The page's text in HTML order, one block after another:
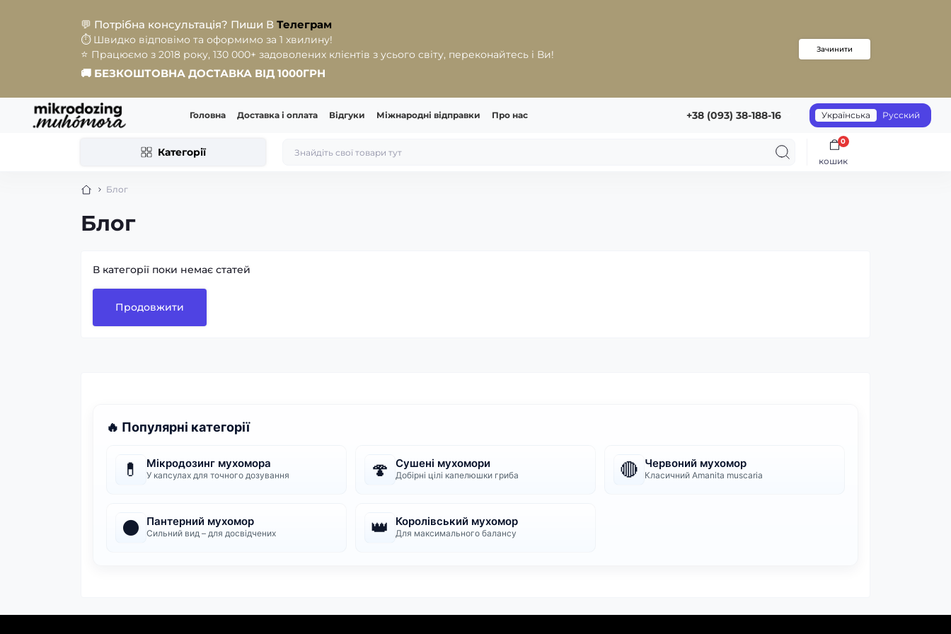
💬 Потрібна консультація? Пиши В Телеграм
⏱️ Швидко відповімо та оформимо за 1 хвилину!
⭐️ Працюємо з 2018 року, 130 000+ задоволених клієнтів з усього світу, переконайтесь і Ви!
🚚 БЕЗКОШТОВНА ДОСТАВКА ВІД 1000ГРН
Зачинити
Головна Доставка і оплата Відгуки Міжнародні відправки Про нас +38 (093) 38-188-16 Українська Русский
Категорії
кошик
0
Блог
Блог
В категорії поки немає статей
Продовжити
🔥 Популярні категорії
💊 Мікродозинг мухомора
У капсулах для точного дозування 🍄 Сушені мухомори
Добірні цілі капелюшки гриба 🔴 Червоний мухомор
Класичний Amanita muscaria
⚫ Пантерний мухомор
Сильний вид – для досвідчених 👑 Королівський мухомор
Для максимального балансу